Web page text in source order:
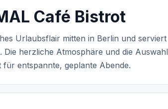
Café Bistrot
Urlaubsflair mitten in Berlin und serviert
herzliche Atmosphäre und die Auswahl
für entspannte, geplante Abende.